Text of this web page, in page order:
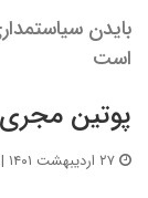
بایدن
است
پوتین